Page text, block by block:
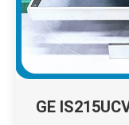
GE